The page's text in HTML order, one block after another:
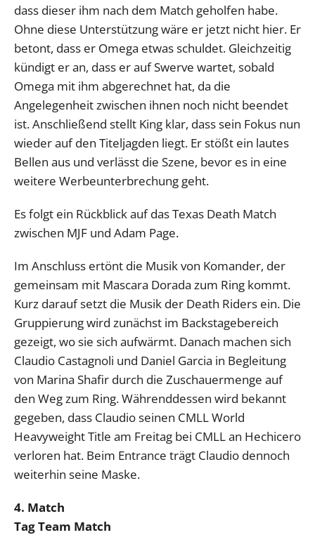
dass dieser ihm nach dem Match geholfen habe.
Ohne diese Unterstützung wäre er jetzt nicht hier. Er
betont, dass er Omega etwas schuldet. Gleichzeitig
kündigt er an, dass er auf Swerve wartet, sobald
Omega mit ihm abgerechnet hat, da die
Angelegenheit zwischen ihnen noch nicht beendet
ist. Anschließend stellt King klar, dass sein Fokus nun
wieder auf den Titeljagden liegt. Er stößt ein lautes
Bellen aus und verlässt die Szene, bevor es in eine
weitere Werbeunterbrechung geht.
Es folgt ein Rückblick auf das Texas Death Match
zwischen MJF und Adam Page.
Im Anschluss ertönt die Musik von Komander, der
gemeinsam mit Mascara Dorada zum Ring kommt.
Kurz darauf setzt die Musik der Death Riders ein. Die
Gruppierung wird zunächst im Backstagebereich
gezeigt, wo sie sich aufwärmt. Danach machen sich
Claudio Castagnoli und Daniel Garcia in Begleitung
von Marina Shafir durch die Zuschauermenge auf
den Weg zum Ring. Währenddessen wird bekannt
gegeben, dass Claudio seinen CMLL World
Heavyweight Title am Freitag bei CMLL an Hechicero
verloren hat. Beim Entrance trägt Claudio dennoch
weiterhin seine Maske.
4. Match
Tag Team Match